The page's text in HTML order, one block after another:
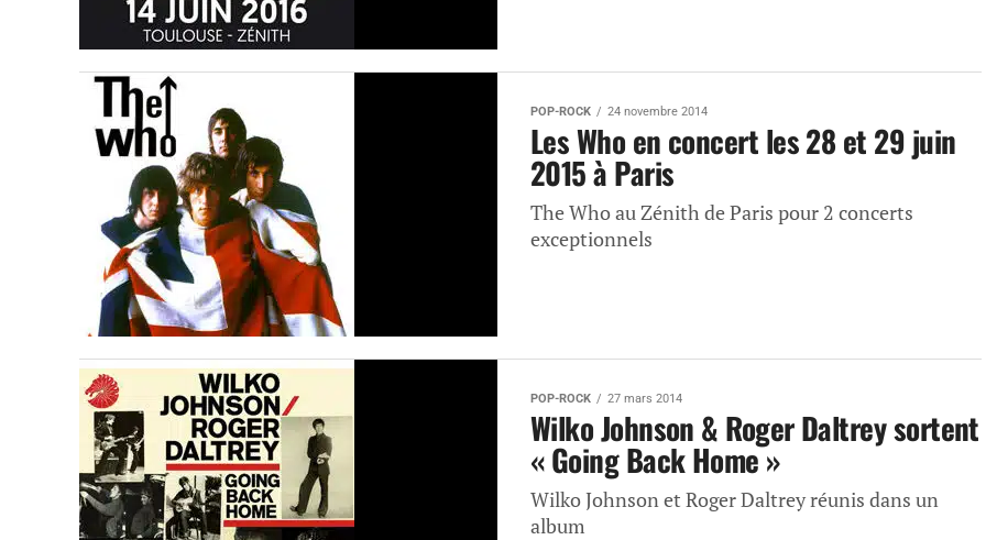
POP-ROCK 24 novembre 2014
Les Who en concert les 28 et 29 juin
2015 à Paris
The Who au Zénith de Paris pour 2 concerts
exceptionnels
POP-ROCK 27 mars 2014
Wilko Johnson & Roger Daltrey sortent
« Going Back Home »
Wilko Johnson et Roger Daltrey réunis dans un
album